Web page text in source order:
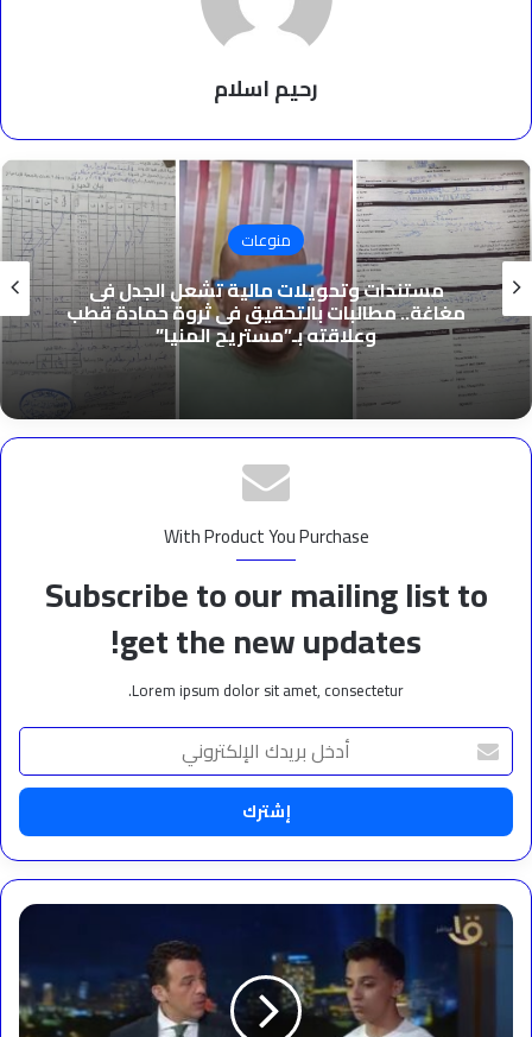
رحيم اسلام
منوعات
مستندات وتحويلات مالية تشعل الجدل فى
مغاغة.. مطالبات بالتحقيق فى ثروة حمادة قطب
وعلاقته بـ”مستريح المنيا”
With Product You Purchase
Subscribe to our mailing list to
get the new updates!
Lorem ipsum dolor sit amet, consectetur.
أدخل
بريدك
الإلكتروني
بعد